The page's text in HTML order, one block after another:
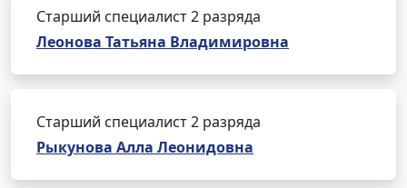
Старший специалист 2 разряда
Леонова Татьяна Владимировна
Старший специалист 2 разряда
Рыкунова Алла Леонидовна